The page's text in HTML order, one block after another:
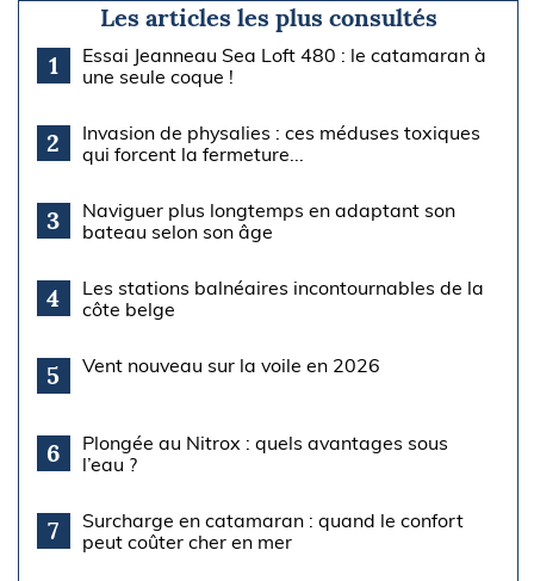
Les articles les plus consultés
1
Essai Jeanneau Sea Loft 480 : le catamaran à
une seule coque !
2
Invasion de physalies : ces méduses toxiques
qui forcent la fermeture...
3
Naviguer plus longtemps en adaptant son
bateau selon son âge
4
Les stations balnéaires incontournables de la
côte belge
5 Vent nouveau sur la voile en 2026
6
Plongée au Nitrox : quels avantages sous
l’eau ?
7
Surcharge en catamaran : quand le confort
peut coûter cher en mer